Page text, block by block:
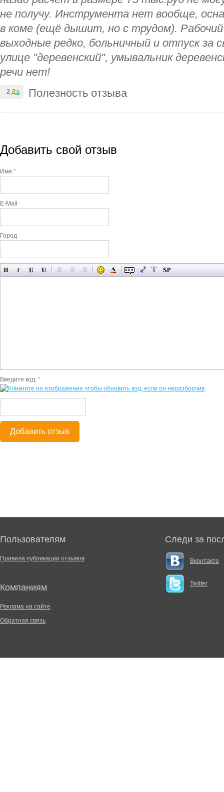
не получу. Инструмента нет вообще,
в коме (ещё дышит, но с трудом). Рабочий
выходные редко, больничный и отпуск за
улице "деревенский", умывальник
речи нет!
Полезность отзыва
2 Да
Добавить свой отзыв
Имя *
E-Mail
Город
Введите код: *
Добавить отзыв
Пользователям
Правила публикации отзывов
Компаниям
Реклама на сайте
Обратная связь
Следи за
Вконтакте
Twitter